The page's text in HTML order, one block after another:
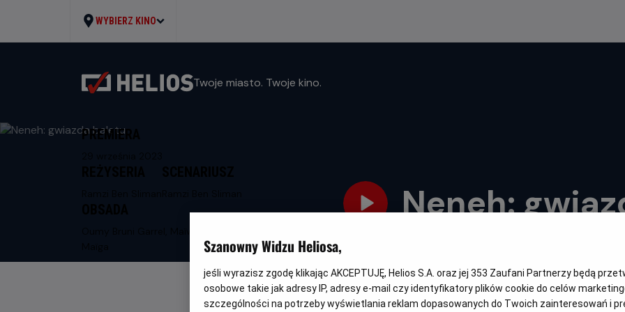
WYBIERZ KINO
Twoje miasto. Twoje kino.
Neneh:
PREMIERA
DUBBING NAPISY
Szanowny Widzu Heliosa,
jeśli wyrazisz zgodę klikając AKCEPTUJĘ, Helios S.A. oraz jej 353 Zaufani Partnerzy będą
osobowe takie jak adresy IP, adresy e-mail czy identyfikatory plików cookie do celów
szczególności na potrzeby wyświetlania reklam dopasowanych do Twoich zainteresowań i